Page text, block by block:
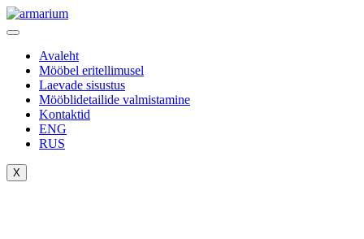
Avaleht
Mööbel eritellimusel
Laevade sisustus
Mööblidetailide valmistamine
Kontaktid
ENG
RUS
X